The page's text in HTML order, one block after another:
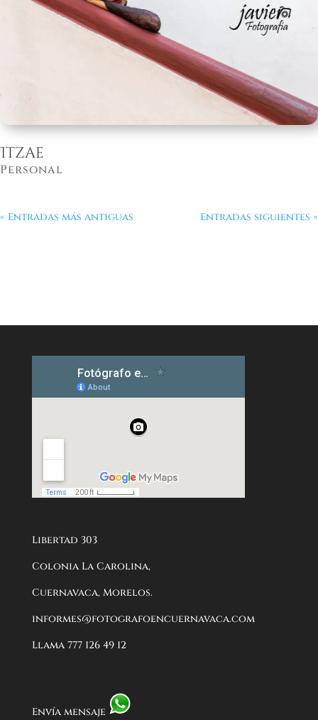
Itzae
Personal
« Entradas más antiguas Entradas siguientes »
Libertad 303
Colonia La Carolina,
Cuernavaca, Morelos.
informes@fotografoencuernavaca.com
Llama 777 126 49 12
Envía mensaje